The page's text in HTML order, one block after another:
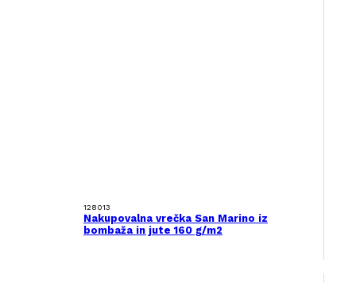
128013
Nakupovalna vrečka San Marino iz
bombaža in jute 160 g/m2